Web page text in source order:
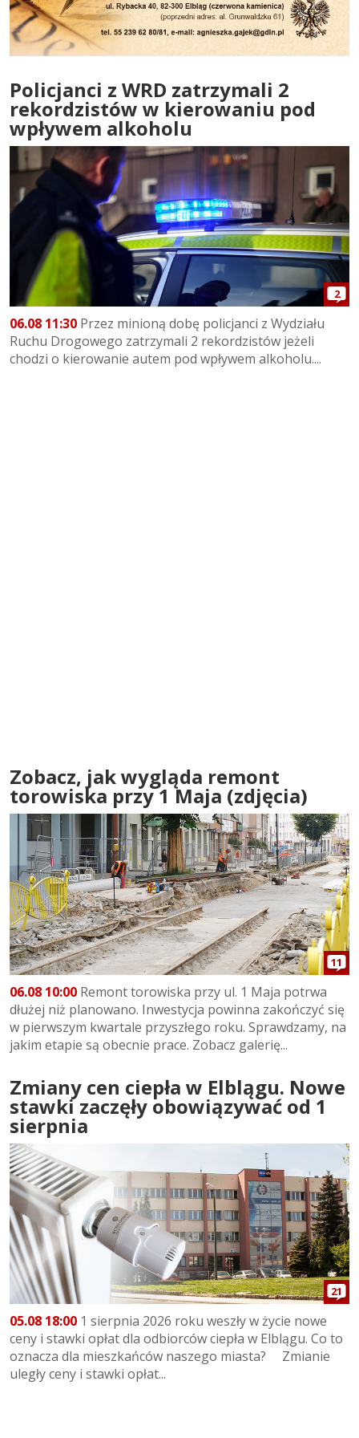
Policjanci z WRD zatrzymali 2
rekordzistów w kierowaniu pod
wpływem alkoholu
2
06.08 11:30 Przez minioną dobę policjanci z Wydziału
Ruchu Drogowego zatrzymali 2 rekordzistów jeżeli
chodzi o kierowanie autem pod wpływem alkoholu....
Zobacz, jak wygląda remont
torowiska przy 1 Maja (zdjęcia)
11
06.08 10:00 Remont torowiska przy ul. 1 Maja potrwa
dłużej niż planowano. Inwestycja powinna zakończyć się
w pierwszym kwartale przyszłego roku. Sprawdzamy, na
jakim etapie są obecnie prace. Zobacz galerię...
Zmiany cen ciepła w Elblągu. Nowe
stawki zaczęły obowiązywać od 1
sierpnia
21
05.08 18:00 1 sierpnia 2026 roku weszły w życie nowe
ceny i stawki opłat dla odbiorców ciepła w Elblągu. Co to
oznacza dla mieszkańców naszego miasta? Zmianie
uległy ceny i stawki opłat...